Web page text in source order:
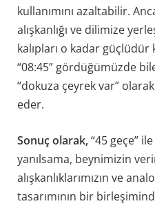
kullanımını azaltabilir.
alışkanlığı ve dilimize
kalıpları o kadar
“08:45” gördüğümüzde
“dokuza çeyrek var”
eder.
Sonuç olarak,“45 geçe”
yanılsama, beynimizin
alışkanlıklarımızın ve
tasarımının bir